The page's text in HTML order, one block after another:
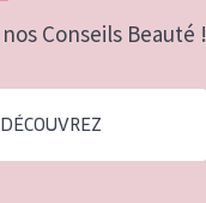
Conseils Beauté !
DÉCOUVREZ